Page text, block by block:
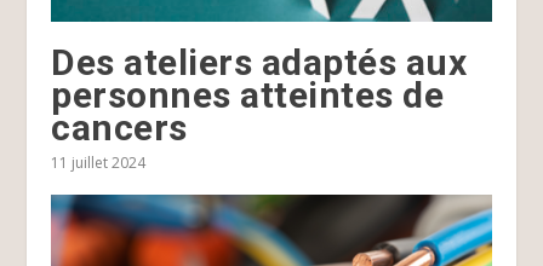
Des ateliers adaptés aux
personnes atteintes de
cancers
11 juillet 2024